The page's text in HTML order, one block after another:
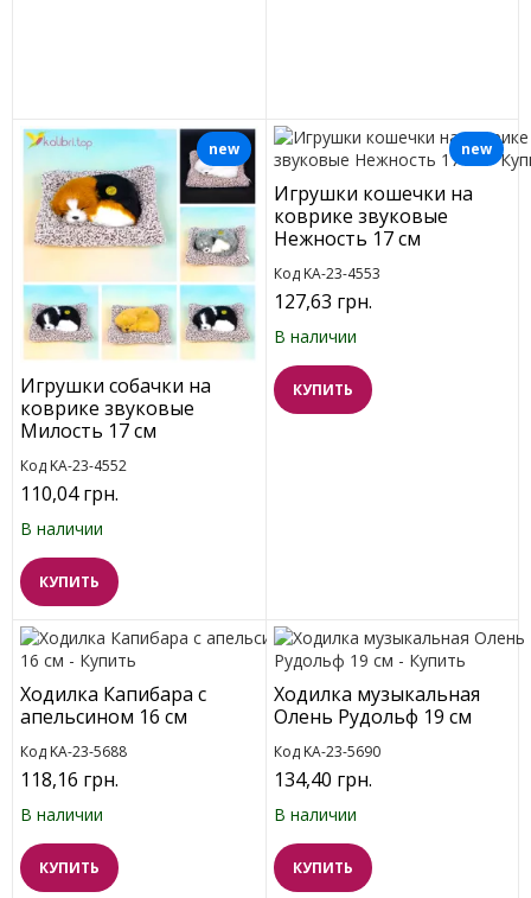
Игрушки собачки на
коврике звуковые
Милость 17 см
Код KA-23-4552
110,04 грн.
В наличии
new
КУПИТЬ
Игрушки кошечки на
коврике звуковые
Нежность 17 см
Код KA-23-4553
127,63 грн.
В наличии
new
КУПИТЬ
Ходилка Капибара с
апельсином 16 см
Код KA-23-5688
118,16 грн.
В наличии
КУПИТЬ
Ходилка музыкальная
Олень Рудольф 19 см
Код KA-23-5690
134,40 грн.
В наличии
КУПИТЬ